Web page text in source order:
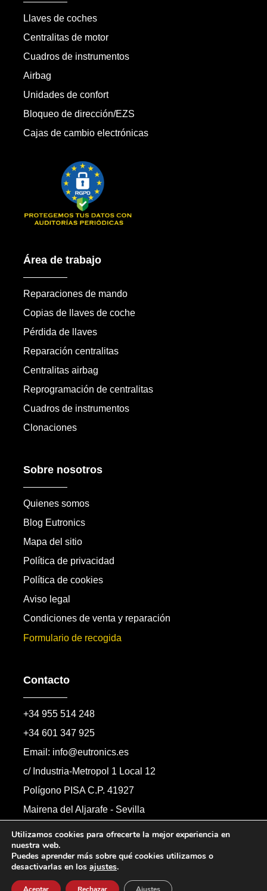
Llaves de coches
Centralitas de motor
Cuadros de instrumentos
Airbag
Unidades de confort
Bloqueo de dirección/EZS
Cajas de cambio electrónicas
Área de trabajo
Reparaciones de mando
Copias de llaves de coche
Pérdida de llaves
Reparación centralitas
Centralitas airbag
Reprogramación de centralitas
Cuadros de instrumentos
Clonaciones
Sobre nosotros
Quienes somos
Blog Eutronics
Mapa del sitio
Política de privacidad
Política de cookies
Aviso legal
Condiciones de venta y reparación
Formulario de recogida
Contacto
+34 955 514 248
+34 601 347 925
Email: info@eutronics.es
c/ Industria-Metropol 1 Local 12
Polígono PISA C.P. 41927
Mairena del Aljarafe - Sevilla
Formulario de contacto
Todos los derechos reservados.
Utilizamos cookies para ofrecerte la mejor experiencia en
nuestra web.
Puedes aprender más sobre qué cookies utilizamos o
desactivarlas en los ajustes.